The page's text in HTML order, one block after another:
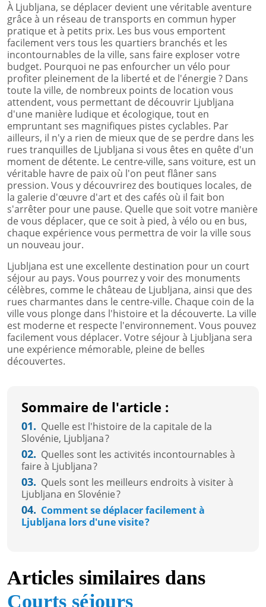
À Ljubljana, se déplacer devient une véritable aventure
grâce à un réseau de transports en commun hyper
pratique et à petits prix. Les bus vous emportent
facilement vers tous les quartiers branchés et les
incontournables de la ville, sans faire exploser votre
budget. Pourquoi ne pas enfourcher un vélo pour
profiter pleinement de la liberté et de l'énergie ? Dans
toute la ville, de nombreux points de location vous
attendent, vous permettant de découvrir Ljubljana
d'une manière ludique et écologique, tout en
empruntant ses magnifiques pistes cyclables. Par
ailleurs, il n'y a rien de mieux que de se perdre dans les
rues tranquilles de Ljubljana si vous êtes en quête d'un
moment de détente. Le centre-ville, sans voiture, est un
véritable havre de paix où l'on peut flâner sans
pression. Vous y découvrirez des boutiques locales, de
la galerie d'œuvre d'art et des cafés où il fait bon
s'arrêter pour une pause. Quelle que soit votre manière
de vous déplacer, que ce soit à pied, à vélo ou en bus,
chaque expérience vous permettra de voir la ville sous
un nouveau jour.
Ljubljana est une excellente destination pour un court
séjour au pays. Vous pourrez y voir des monuments
célèbres, comme le château de Ljubljana, ainsi que des
rues charmantes dans le centre-ville. Chaque coin de la
ville vous plonge dans l'histoire et la découverte. La ville
est moderne et respecte l'environnement. Vous pouvez
facilement vous déplacer. Votre séjour à Ljubljana sera
une expérience mémorable, pleine de belles
découvertes.
Sommaire de l'article :
01. Quelle est l'histoire de la capitale de la
Slovénie, Ljubljana ?
02. Quelles sont les activités incontournables à
faire à Ljubljana ?
03. Quels sont les meilleurs endroits à visiter à
Ljubljana en Slovénie ?
04. Comment se déplacer facilement à
Ljubljana lors d'une visite ?
Articles similaires dans
Courts séjours